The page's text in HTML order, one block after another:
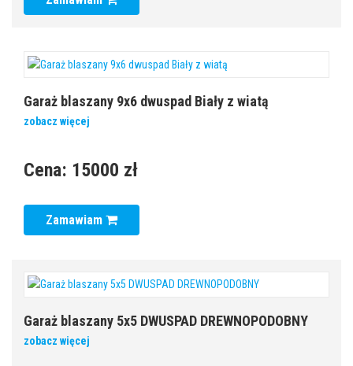
Garaż blaszany 9x6 dwuspad Biały z wiatą
zobacz więcej
Cena: 15000 zł
Zamawiam
Garaż blaszany 5x5 DWUSPAD DREWNOPODOBNY
zobacz więcej